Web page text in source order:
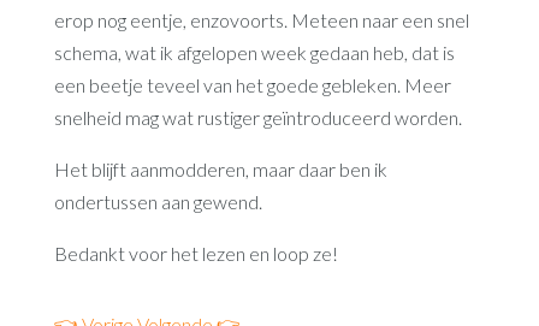
erop nog eentje, enzovoorts. Meteen naar een snel
schema, wat ik afgelopen week gedaan heb, dat is
een beetje teveel van het goede gebleken. Meer
snelheid mag wat rustiger geïntroduceerd worden.
Het blijft aanmodderen, maar daar ben ik
ondertussen aan gewend.
Bedankt voor het lezen en loop ze!